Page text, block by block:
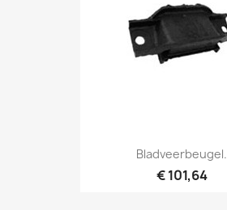
Bladveerbeugel.
€ 101,64